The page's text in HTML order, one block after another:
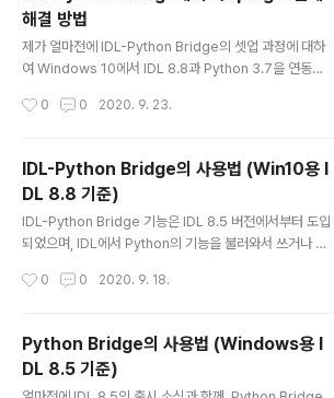
입니다. 아무래도 IDL 유저들 중 blog.daum.net 오늘은
Mac OS용 IDL 8.8에서 셋업하는 방법에 관하여 소개해
볼까 합니다. IDL-Python Bridge에 대한 개요에 해당되
해결 방법
제가 얼마전에 IDL-Python Bridge의 셋업 과정에 대하
여 Windows 10에서 IDL 8.8과 Python 3.7을 연동시
aum.net/swrush/560 IDL-Python Bridge의 사용법
기능을 불러와서 쓰거나 반대로 Python에서 IDL의 기능
을 불러와서 쓸 수 있도록 해주는 기능입니다. 아무래도 ID
L 유저들 중 blog.daum.net 아마 여기서 설명된 과정을
그대로 따라간다면 셋업과 작동이 다 잘 되리라 생각되는
0 0 2020. 9. 23.
IDL-Python Bridge의 사용법 (Win10용 I
DL 8.8 기준)
IDL-Python Bridge 기능은 IDL 8.5 버전에서부터 도입
되었으며, IDL에서 Python의 기능을 불러와서 쓰거나 반
주는 기능입니다. 아무래도 IDL 유저들 중에서도 Python
다가올 수 있는 기능이라고 봅니다. 그런데 IDL-Python B
ridge 기능을 제대로 사용하기 위해서는 IDL과 Python
0 0 2020. 9. 18.
Python Bridge의 사용법 (Windows용 I
DL 8.5 기준)